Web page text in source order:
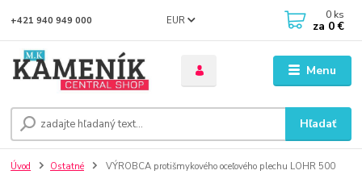
Menu
EUR
Hľadať
+421 940 949 000 0 ks
za 0 €
Úvod Ostatné VÝROBCA protišmykového oceľového plechu LOHR 500